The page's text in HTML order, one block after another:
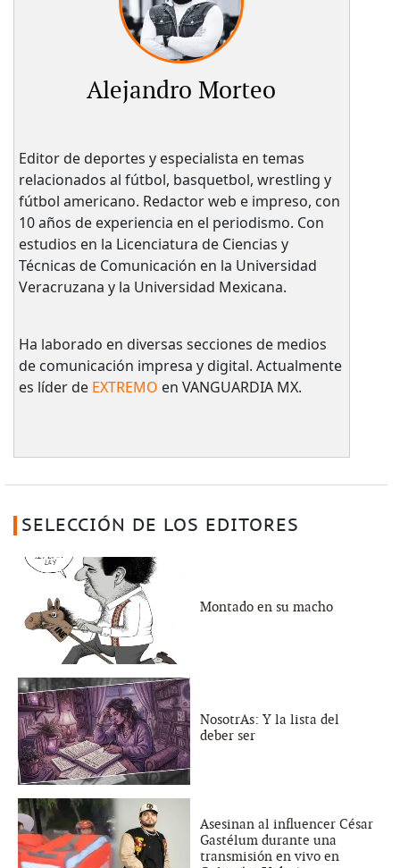
Alejandro Morteo
Editor de deportes y especialista en temas
relacionados al fútbol, basquetbol, wrestling y
fútbol americano. Redactor web e impreso, con
10 años de experiencia en el periodismo. Con
estudios en la Licenciatura de Ciencias y
Técnicas de Comunicación en la Universidad
Veracruzana y la Universidad Mexicana.
Ha laborado en diversas secciones de medios
de comunicación impresa y digital. Actualmente
es líder de EXTREMO en VANGUARDIA MX.
SELECCIÓN DE LOS EDITORES
Montado en su macho
NosotrAs: Y la lista del
deber ser
Asesinan al influencer César
Gastélum durante una
transmisión en vivo en